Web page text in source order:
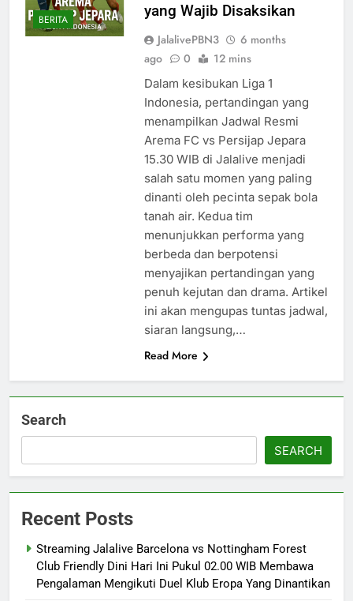
BERITA
yang Wajib Disaksikan
JalalivePBN3
6 months
ago
0 12 mins
Dalam kesibukan Liga 1
Indonesia, pertandingan yang
menampilkan Jadwal Resmi
Arema FC vs Persijap Jepara
15.30 WIB di Jalalive menjadi
salah satu momen yang paling
dinanti oleh pecinta sepak bola
tanah air. Kedua tim
menunjukkan performa yang
berbeda dan berpotensi
menyajikan pertandingan yang
penuh kejutan dan drama. Artikel
ini akan mengupas tuntas jadwal,
siaran langsung,…
Read More
Search
SEARCH
Recent Posts
Streaming Jalalive Barcelona vs Nottingham Forest
Club Friendly Dini Hari Ini Pukul 02.00 WIB Membawa
Pengalaman Mengikuti Duel Klub Eropa Yang Dinantikan